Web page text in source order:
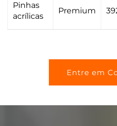
Pinhas
acrílicas
Premium
Entre em